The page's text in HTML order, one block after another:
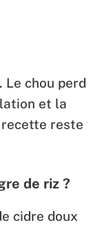
Le chou perd
et la
reste
de riz ?
cidre doux